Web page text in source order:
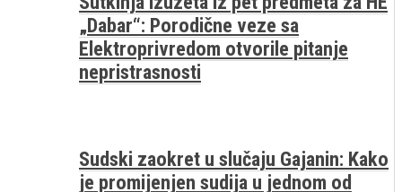
„Dabar“: Porodične veze sa
Elektroprivredom otvorile pitanje
nepristrasnosti
Sudski zaokret u slučaju Gajanin: Kako
je promijenjen sudija u jednom od